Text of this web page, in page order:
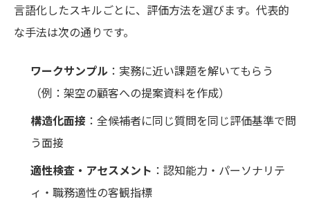
言語化したスキルごとに、評価方法を選びます。代表的
な手法は次の通りです。
ワークサンプル ：実務に近い課題を解いてもらう
（例：架空の顧客への提案資料を作成）
構造化面接 ：全候補者に同じ質問を同じ評価基準で問
う面接
適性検査・アセスメント ：認知能力・パーソナリテ
ィ・職務適性の客観指標